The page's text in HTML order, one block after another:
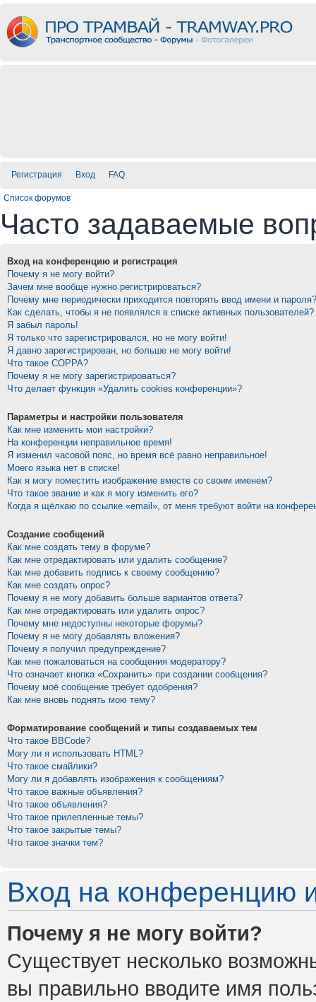
Регистрация Вход FAQ
Список форумов
Часто задаваемые
Вход на конференцию и регистрация
Почему я не могу войти?
Зачем мне вообще нужно регистрироваться?
Почему мне периодически приходится повторять ввод имени и пароля?
Как сделать, чтобы я не появлялся в списке активных пользователей?
Я забыл пароль!
Я только что зарегистрировался, но не могу войти!
Я давно зарегистрирован, но больше не могу войти!
Что такое COPPA?
Почему я не могу зарегистрироваться?
Что делает функция «Удалить cookies конференции»?
Параметры и настройки пользователя
Как мне изменить мои настройки?
На конференции неправильное время!
Я изменил часовой пояс, но время всё равно неправильное!
Моего языка нет в списке!
Как я могу поместить изображение вместе со своим именем?
Что такое звание и как я могу изменить его?
Когда я щёлкаю по ссылке «email», от меня требуют войти на
Создание сообщений
Как мне создать тему в форуме?
Как мне отредактировать или удалить сообщение?
Как мне добавить подпись к своему сообщению?
Как мне создать опрос?
Почему я не могу добавить больше вариантов ответа?
Как мне отредактировать или удалить опрос?
Почему мне недоступны некоторые форумы?
Почему я не могу добавлять вложения?
Почему я получил предупреждение?
Как мне пожаловаться на сообщения модератору?
Что означает кнопка «Сохранить» при создании сообщения?
Почему моё сообщение требует одобрения?
Как мне вновь поднять мою тему?
Форматирование сообщений и типы создаваемых тем
Что такое BBCode?
Могу ли я использовать HTML?
Что такое смайлики?
Могу ли я добавлять изображения к сообщениям?
Что такое важные объявления?
Что такое объявления?
Что такое прилепленные темы?
Что такое закрытые темы?
Что такое значки тем?
Вход на конференцию
Почему я не могу войти?
Существует несколько
вы правильно вводите имя